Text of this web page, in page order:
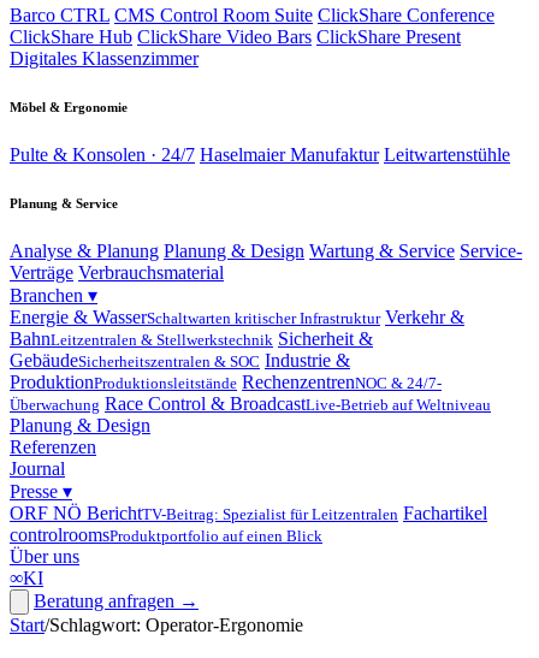
Barco CTRL CMS Control Room Suite ClickShare Conference
ClickShare Hub ClickShare Video Bars ClickShare Present
Digitales Klassenzimmer
Möbel & Ergonomie
Pulte & Konsolen · 24/7 Haselmaier Manufaktur Leitwartenstühle
Planung & Service
Analyse & Planung Planung & Design Wartung & Service Service-
Verträge Verbrauchsmaterial
Branchen ▾
Energie & WasserSchaltwarten kritischer Infrastruktur Verkehr &
BahnLeitzentralen & Stellwerkstechnik Sicherheit &
GebäudeSicherheitszentralen & SOC Industrie &
ProduktionProduktionsleitstände RechenzentrenNOC & 24/7-
Überwachung Race Control & BroadcastLive-Betrieb auf Weltniveau
Planung & Design
Referenzen
Journal
Presse ▾
ORF NÖ BerichtTV-Beitrag: Spezialist für Leitzentralen Fachartikel
controlroomsProduktportfolio auf einen Blick
Über uns
∞KI
Beratung anfragen →
Start/Schlagwort: Operator-Ergonomie